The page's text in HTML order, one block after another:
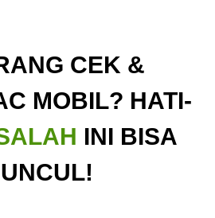
CEK &
MOBIL? HATI-
INI BISA